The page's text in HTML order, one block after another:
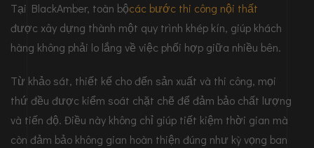
Tại BlackAmber, toàn bộcác bước thi công nội thất
được xây dựng thành một quy trình khép kín, giúp khách
hàng không phải lo lắng về việc phối hợp giữa nhiều bên.
Từ khảo sát, thiết kế cho đến sản xuất và thi công, mọi
thứ đều được kiểm soát chặt chẽ để đảm bảo chất lượng
và tiến độ. Điều này không chỉ giúp tiết kiệm thời gian mà
còn đảm bảo không gian hoàn thiện đúng như kỳ vọng ban